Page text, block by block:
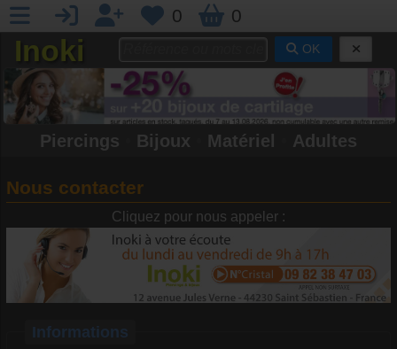
0 0
Inoki OK
Piercings Bijoux Matériel Adultes
Nous contacter
Cliquez pour nous appeler :
Informations